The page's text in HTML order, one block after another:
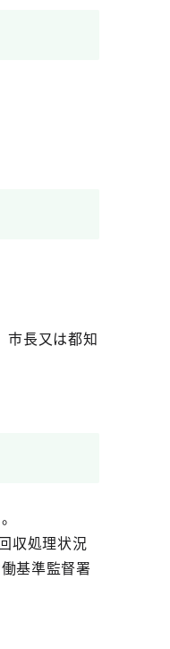
市長又は都知
収処理状況
基準監督署